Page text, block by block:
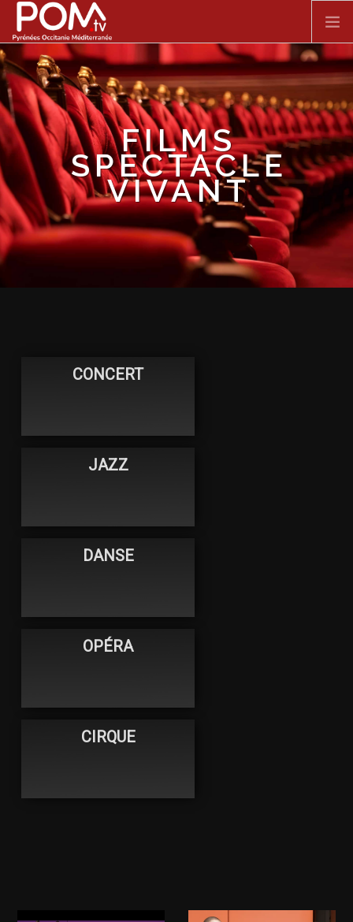
ACCUEIL
SPECTACLE VIVANT
FILMS
DOCUMENTAIRES
SÉRIES
FILMS
SPECTACLE
VIVANT
CONCERT
JAZZ
DANSE
OPÉRA
CIRQUE